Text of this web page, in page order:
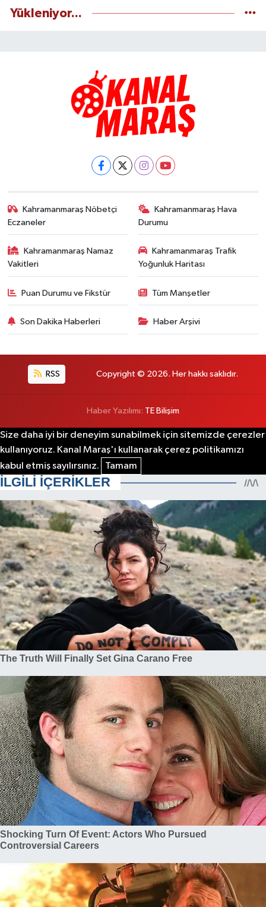
Yükleniyor...
Kahramanmaraş Nöbetçi
Eczaneler
Kahramanmaraş Hava
Durumu
Kahramanmaraş Namaz
Vakitleri
Kahramanmaraş Trafik
Yoğunluk Haritası
Puan Durumu ve Fikstür Tüm Manşetler
Son Dakika Haberleri Haber Arşivi
RSS Copyright © 2026. Her hakkı saklıdır.
Haber Yazılımı: TE Bilişim
Size daha iyi bir deneyim sunabilmek için sitemizde çerezler
kullanıyoruz. Kanal Maraş'ı kullanarak çerez politikamızı
kabul etmiş sayılırsınız.
Tamam